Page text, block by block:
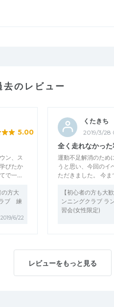
去のレビュー
5.00
ン、ス
びたか
で一…
の方大
ラブ 練
2019/6/22
くたきち
2019/3/28
全く走れなかっ
運動不足解消のため
うと思い、今回のイ
ただきました。 今
【初心者の方も大
ンニングクラブ ラ
習会(女性限定)
レビューをもっと見る